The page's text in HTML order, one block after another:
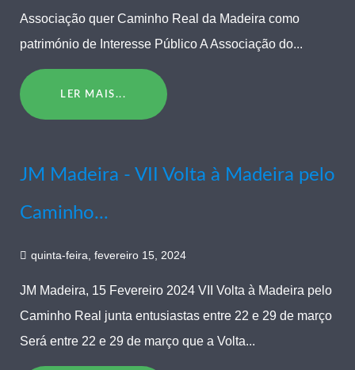
Associação quer Caminho Real da Madeira como
património de Interesse Público A Associação do...
LER MAIS...
JM Madeira - VII Volta à Madeira pelo
Caminho...
quinta-feira, fevereiro 15, 2024
JM Madeira, 15 Fevereiro 2024 VII Volta à Madeira pelo
Caminho Real junta entusiastas entre 22 e 29 de março
Será entre 22 e 29 de março que a Volta...